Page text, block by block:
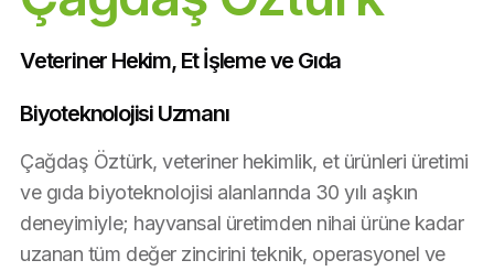
Veteriner Hekim, Et İşleme ve Gıda
Biyoteknolojisi Uzmanı
Çağdaş Öztürk, veteriner hekimlik, et ürünleri üretimi
ve gıda biyoteknolojisi alanlarında 30 yılı aşkın
deneyimiyle; hayvansal üretimden nihai ürüne kadar
uzanan tüm değer zincirini teknik, operasyonel ve